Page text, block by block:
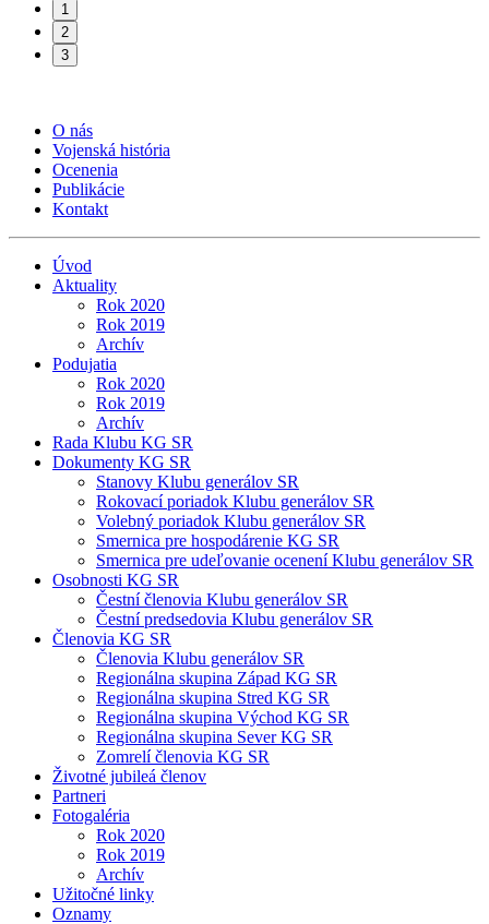
1
2
3
O nás
Vojenská história
Ocenenia
Publikácie
Kontakt
Úvod
Aktuality
Rok 2020
Rok 2019
Archív
Podujatia
Rok 2020
Rok 2019
Archív
Rada Klubu KG SR
Dokumenty KG SR
Stanovy Klubu generálov SR
Rokovací poriadok Klubu generálov SR
Volebný poriadok Klubu generálov SR
Smernica pre hospodárenie KG SR
Smernica pre udeľovanie ocenení Klubu generálov SR
Osobnosti KG SR
Čestní členovia Klubu generálov SR
Čestní predsedovia Klubu generálov SR
Členovia KG SR
Členovia Klubu generálov SR
Regionálna skupina Západ KG SR
Regionálna skupina Stred KG SR
Regionálna skupina Východ KG SR
Regionálna skupina Sever KG SR
Zomrelí členovia KG SR
Životné jubileá členov
Partneri
Fotogaléria
Rok 2020
Rok 2019
Archív
Užitočné linky
Oznamy